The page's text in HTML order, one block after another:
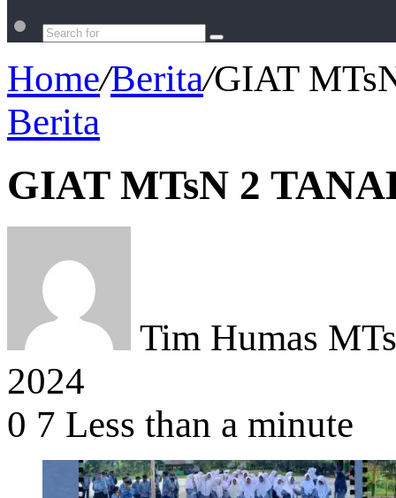
Search
Home/Berita/GIAT
Berita
GIAT MTsN 2
Tim Humas
2024
0 7 Less than a minute